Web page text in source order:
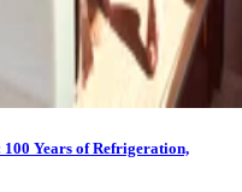
Years of Refrigeration,